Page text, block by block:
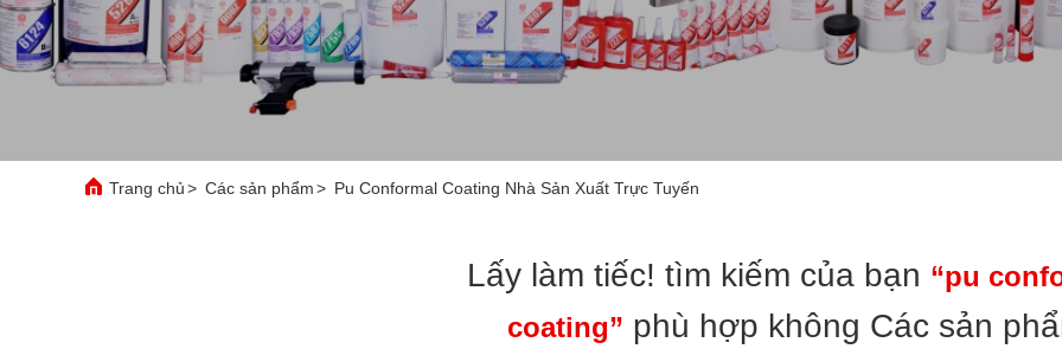
Trang chủ> Các sản phẩm> Pu Conformal Coating Nhà Sản Xuất Trực Tuyến
Lấy làm tiếc! tìm kiếm của bạn “pu
coating” phù hợp không Các sản